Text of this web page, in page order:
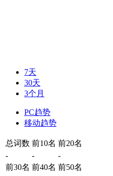
7天
30天
3个月
PC趋势
移动趋势
总词数 前10名 前20名
-
-
-
前30名 前40名 前50名